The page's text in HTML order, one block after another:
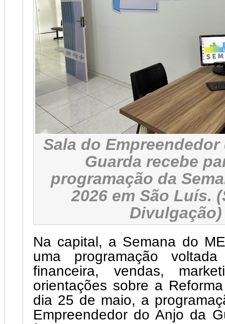
Sala do
Guarda recebe
programação da
2026 em São Luís.
Divulgação)
Na capital, a Semana do
uma programação
financeira, vendas,
orientações sobre a
dia 25 de maio, a
Empreendedor do Anjo da